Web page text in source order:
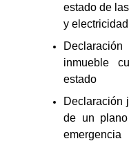
estado de
y electricidad
inmueble
estado
Declaración
de un
emergencia